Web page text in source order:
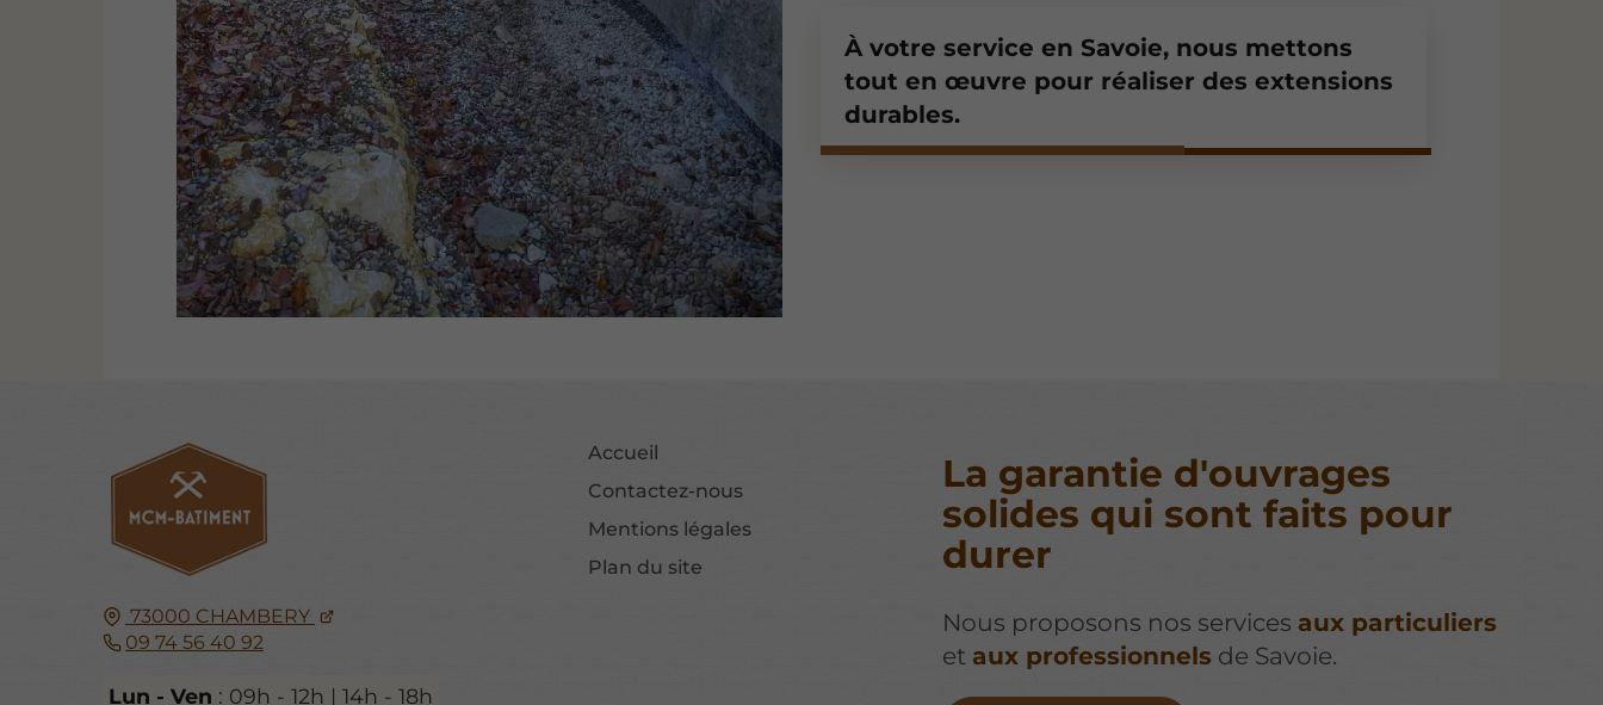
À votre service en Savoie, nous mettons
tout en œuvre pour réaliser des extensions
durables.
73000 CHAMBERY
09 74 56 40 92
Lun - Ven : 09h - 12h | 14h - 18h
Accueil
Contactez-nous
Mentions légales
Plan du site
La garantie d'ouvrages
solides qui sont faits pour
durer
Nous proposons nos services aux particuliers
et aux professionnels de Savoie.